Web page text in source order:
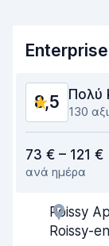
Enterprise
8,5 Πολύ
130
Ευκολία
Βοήθεια
73 € – 121 €
ανά ημέρα
Roissy
Roissy-